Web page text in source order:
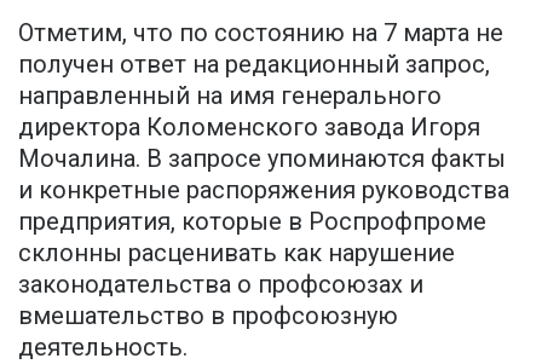
Отметим, что по состоянию на 7 марта не
получен ответ на редакционный запрос,
направленный на имя генерального
директора Коломенского завода Игоря
Мочалина. В запросе упоминаются факты
и конкретные распоряжения руководства
предприятия, которые в Роспрофпроме
склонны расценивать как нарушение
законодательства о профсоюзах и
вмешательство в профсоюзную
деятельность.